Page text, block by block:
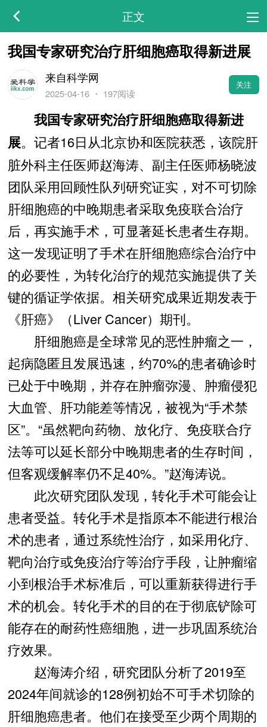
正文
我国专家研究治疗肝细胞癌取得新进展
来自科学网
2025-04-16・ 197阅读
关注
我国专家研究治疗肝细胞癌取得新进
展。记者16日从北京协和医院获悉，该院肝
脏外科主任医师赵海涛、副主任医师杨晓波
团队采用回顾性队列研究证实，对不可切除
肝细胞癌的中晚期患者采取免疫联合治疗
后，再实施手术，可显著延长患者生存期。
这一发现证明了手术在肝细胞癌综合治疗中
的必要性，为转化治疗的规范实施提供了关
键的循证学依据。相关研究成果近期发表于
《肝癌》（Liver Cancer）期刊。
肝细胞癌是全球常见的恶性肿瘤之一，
起病隐匿且发展迅速，约70%的患者确诊时
已处于中晚期，并存在肿瘤弥漫、肿瘤侵犯
大血管、肝功能差等情况，被视为“手术禁
区”。“虽然靶向药物、放化疗、免疫联合疗
法等可以延长部分中晚期患者的生存时间，
但客观缓解率仍不足40%。”赵海涛说。
此次研究团队发现，转化手术可能会让
患者受益。转化手术是指原本不能进行根治
术的患者，通过系统性治疗，如采用化疗、
靶向治疗或免疫治疗等治疗手段，让肿瘤缩
小到根治手术标准后，可以重新获得进行手
术的机会。转化手术的目的在于彻底铲除可
能存在的耐药性癌细胞，进一步巩固系统治
疗效果。
赵海涛介绍，研究团队分析了2019至
2024年间就诊的128例初始不可手术切除的
肝细胞癌患者。他们在接受至少两个周期的